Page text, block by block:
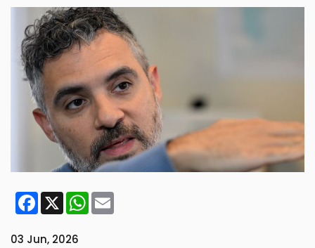
Facebook
X WhatsApp
Email
03 Jun, 2026